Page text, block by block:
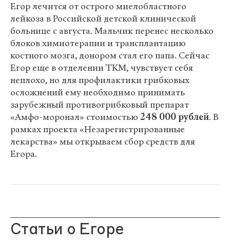
Егор лечится от острого миелобластного
лейкоза в Российской детской клинической
больнице с августа. Мальчик перенес несколько
блоков химиотерапии и трансплантацию
костного мозга, донором стал его папа. Сейчас
Егор еще в отделении ТКМ, чувствует себя
неплохо, но для профилактики грибковых
осложнений ему необходимо принимать
зарубежный противогрибковый препарат
«Амфо-моронал» стоимостью 248 000 рублей. В
рамках проекта «Незарегистрированные
лекарства» мы открываем сбор средств для
Егора.
Статьи о Егоре